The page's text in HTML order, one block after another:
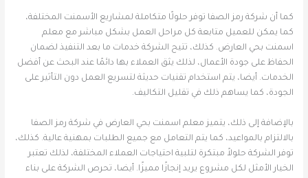
كما أن شركة رمز الصفا توفر حلولًا متكاملة لمشاريع الأسمنت المختلفة،
كما يمكن للعميل متابعة كل مراحل العمل بشكل مباشر مع معلم
اسمنت بحي العارض. كذلك، تتيح الشركة خدمات ما بعد التنفيذ لضمان
الحفاظ على جودة الأعمال، لذلك يثق العملاء بها دائمًا عند البحث عن أفضل
الخدمات. أيضا، يتم استخدام تقنيات حديثة لتسريع العمل دون التأثير على
الجودة، كما يساهم ذلك في تقليل التكاليف.
بالإضافة إلى ذلك، يتميز معلم اسمنت بحي العارض في شركة رمز الصفا
بالالتزام بالمواعيد، كما يتم التعامل مع جميع الطلبات بمهنية عالية. كذلك،
توفر الشركة حلولاً مبتكرة لتلبية احتياجات العملاء المختلفة، لذلك تعتبر
الخيار الأمثل لكل مشروع يريد إنجازًا مميزًا. أيضا، تحرص الشركة على بناء